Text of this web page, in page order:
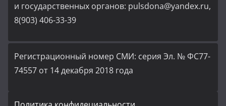
и государственных органов: pulsdona@yandex.ru,
8(903) 406-33-39
Регистрационный номер СМИ: серия Эл. № ФС77-
74557 от 14 декабря 2018 года